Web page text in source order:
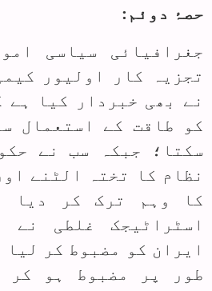
حصۂ دوئم:
جغرافیائی سیاسی
تجزیہ کار اولیور
نے بھی خبردار کیا ہے
کو طاقت کے استعمال
سکتا؛ جبکہ سب نے
نظام کا تختہ الٹنے
کا وہم ترک کر دیا
اسٹراٹیجک غلطی نے
ایران کو مضبوط کر
طور پر مضبوط ہو کر